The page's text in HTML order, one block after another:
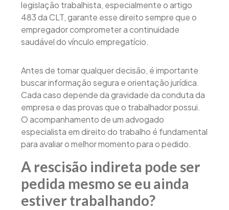
legislação trabalhista, especialmente o artigo
483 da CLT, garante esse direito sempre que o
empregador comprometer a continuidade
saudável do vínculo empregatício.
Antes de tomar qualquer decisão, é importante
buscar informação segura e orientação jurídica.
Cada caso depende da gravidade da conduta da
empresa e das provas que o trabalhador possui.
O acompanhamento de um advogado
especialista em direito do trabalho é fundamental
para avaliar o melhor momento para o pedido.
A rescisão indireta pode ser
pedida mesmo se eu ainda
estiver trabalhando?